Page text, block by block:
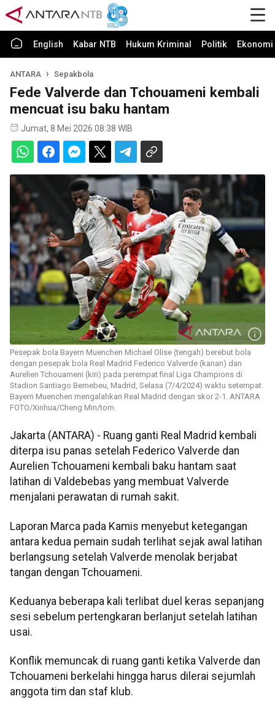
English Kabar NTB Hukum Kriminal Politik
ANTARA Sepakbola
Fede Valverde dan Tchouameni kembali
mencuat isu baku hantam
Jumat, 8 Mei 2026 08:38 WIB
Pesepak bola Bayern Muenchen Michael Olise (tengah) berebut bola
dengan pesepak bola Real Madrid Federico Valverde (kanan) dan
Aurelien Tchouameni (kiri) pada perempat final Liga Champions di
Stadion Santiago Bernebeu, Madrid, Selasa (7/4/2024) waktu setempat.
Bayern Muenchen mengalahkan Real Madrid dengan skor 2-1. ANTARA
FOTO/Xinhua/Cheng Min/tom.
Jakarta (ANTARA) - Ruang ganti Real Madrid kembali
diterpa isu panas setelah Federico Valverde dan
Aurelien Tchouameni kembali baku hantam saat
latihan di Valdebebas yang membuat Valverde
menjalani perawatan di rumah sakit.
Laporan Marca pada Kamis menyebut ketegangan
antara kedua pemain sudah terlihat sejak awal latihan
berlangsung setelah Valverde menolak berjabat
tangan dengan Tchouameni.
Keduanya beberapa kali terlibat duel keras sepanjang
sesi sebelum pertengkaran berlanjut setelah latihan
usai.
Konflik memuncak di ruang ganti ketika Valverde dan
Tchouameni berkelahi hingga harus dilerai sejumlah
anggota tim dan staf klub.